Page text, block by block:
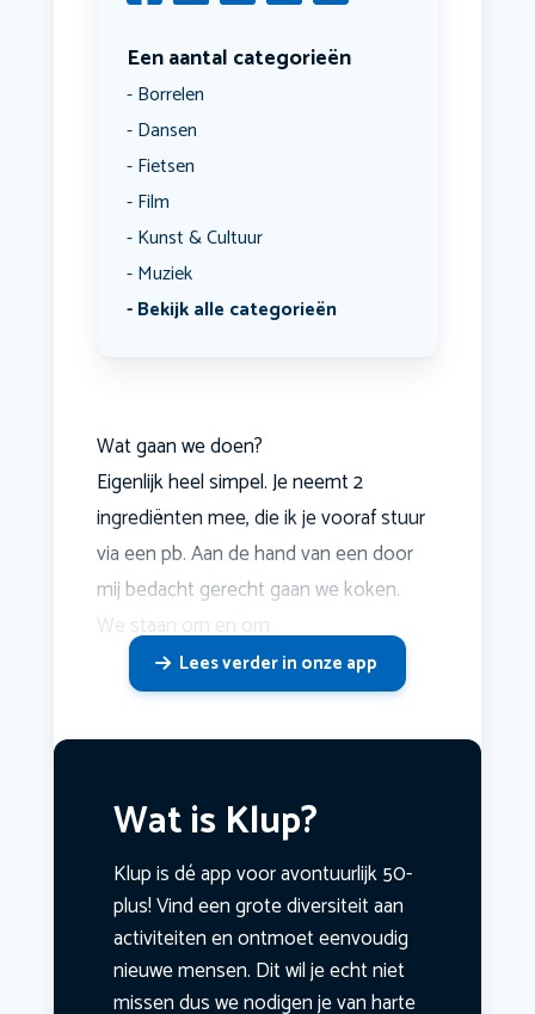
Een aantal categorieën
Borrelen
Dansen
Fietsen
Film
Kunst & Cultuur
Muziek
Bekijk alle categorieën
Wat gaan we doen?
Eigenlijk heel simpel. Je neemt 2
ingrediënten mee, die ik je vooraf stuur
via een pb. Aan de hand van een door
mij bedacht gerecht gaan we koken.
We staan om en om
Lees verder in onze app
Wat is Klup?
Klup is dé app voor avontuurlijk 50-
plus! Vind een grote diversiteit aan
activiteiten en ontmoet eenvoudig
nieuwe mensen. Dit wil je echt niet
missen dus we nodigen je van harte